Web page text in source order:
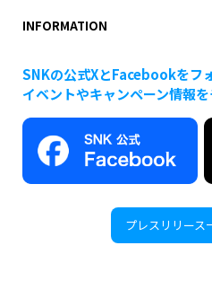
INFORMATION
SNKの公式XとFacebookをフ
イベントやキャンペーン情報を
プレスリリース